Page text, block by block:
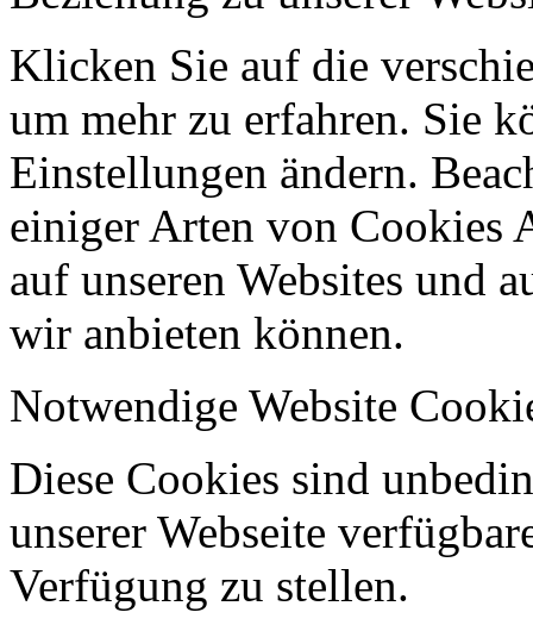
Klicken Sie auf die
um mehr zu erfahren. Sie
Einstellungen ändern.
einiger Arten von Cookies
auf unseren Websites und
wir anbieten können.
Notwendige Website
Diese Cookies sind
unserer Webseite
Verfügung zu stellen.